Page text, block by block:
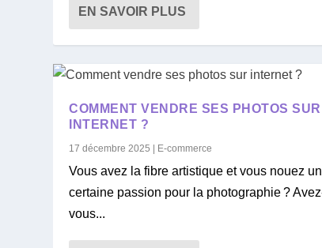
EN SAVOIR PLUS
COMMENT VENDRE SES PHOTOS SUR
INTERNET ?
17 décembre 2025 E-commerce
Vous avez la fibre artistique et vous nouez
certaine passion pour la photographie ?
vous...